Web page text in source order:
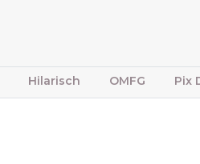
Hilarisch OMFG Pix